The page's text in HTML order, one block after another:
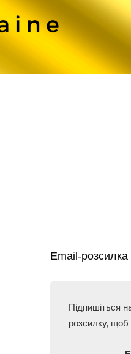
Email-розсилка
Підпишіться
розсилку, щоб